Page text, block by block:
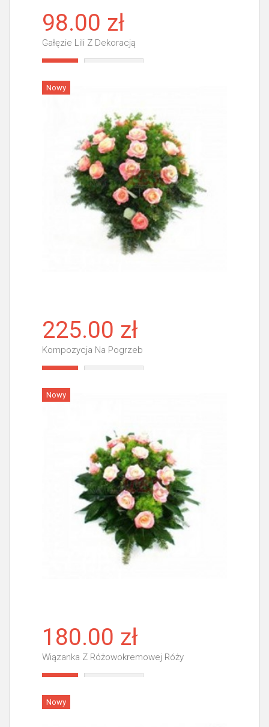
98.00 zł
Gałęzie Lili Z Dekoracją
Nowy
225.00 zł
Kompozycja Na Pogrzeb
Nowy
180.00 zł
Wiązanka Z Różowokremowej Róży
Nowy